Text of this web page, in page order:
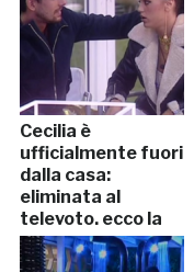
Cecilia è
ufficialmente fuori
dalla casa:
eliminata al
televoto, ecco la
reazione di Ignazio